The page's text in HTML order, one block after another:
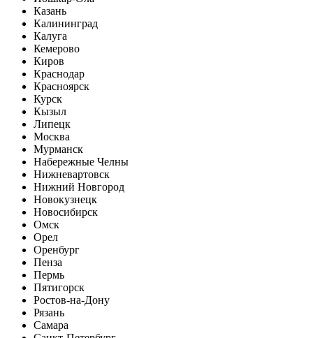
Казань
Калининград
Калуга
Кемерово
Киров
Краснодар
Красноярск
Курск
Кызыл
Липецк
Москва
Мурманск
Набережные Челны
Нижневартовск
Нижний Новгород
Новокузнецк
Новосибирск
Омск
Орел
Оренбург
Пенза
Пермь
Пятигорск
Ростов-на-Дону
Рязань
Самара